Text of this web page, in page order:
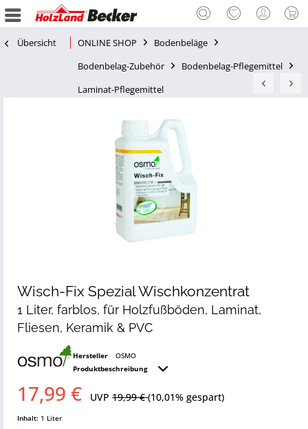
Übersicht ONLINE SHOP
Bodenbeläge
Bodenbelag-Zubehör
Bodenbelag-Pflegemittel
Laminat-Pflegemittel
Wisch-Fix Spezial Wischkonzentrat
1 Liter, farblos, für Holzfußböden, Laminat,
Fliesen, Keramik & PVC
Hersteller
OSMO
Produktbeschreibung
17,99 € UVP 19,99 €(10,01% gespart)
Inhalt: 1 Liter